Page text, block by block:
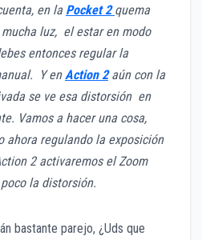
en la Pocket 2 quema
luz, el estar en modo
entonces regular la
Y enAction 2aún con la
se ve esa distorsión en
Vamos a hacer una cosa,
ahora regulando la exposición
2 activaremos el Zoom
la distorsión.
bastante parejo, ¿Uds que